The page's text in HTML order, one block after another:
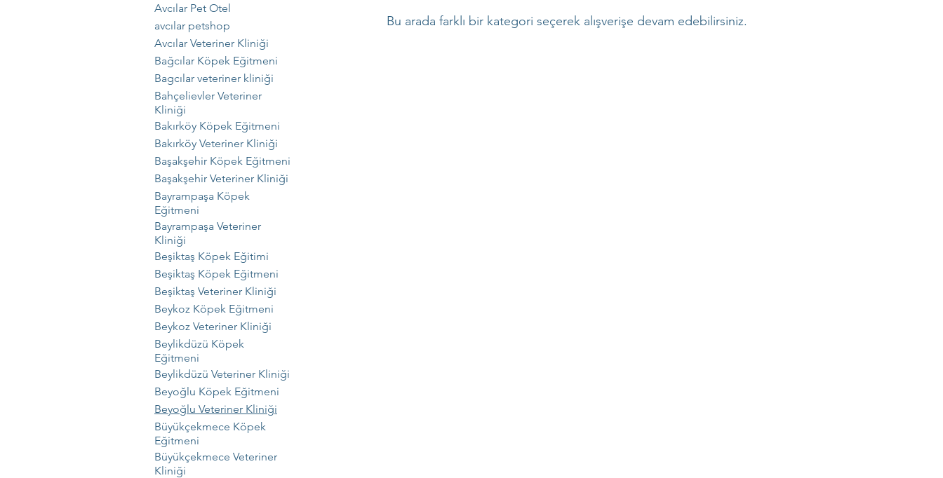
Avcılar Pet Otel
avcılar petshop
Avcılar Veteriner Kliniği
Bağcılar Köpek Eğitmeni
Bagcılar veteriner kliniği
Bahçelievler Veteriner
Kliniği
Bakırköy Köpek Eğitmeni
Bakırköy Veteriner Kliniği
Başakşehir Köpek Eğitmeni
Başakşehir Veteriner Kliniği
Bayrampaşa Köpek
Eğitmeni
Bayrampaşa Veteriner
Kliniği
Beşiktaş Köpek Eğitimi
Beşiktaş Köpek Eğitmeni
Beşiktaş Veteriner Kliniği
Beykoz Köpek Eğitmeni
Beykoz Veteriner Kliniği
Beylikdüzü Köpek
Eğitmeni
Beylikdüzü Veteriner Kliniği
Beyoğlu Köpek Eğitmeni
Beyoğlu Veteriner Kliniği
Büyükçekmece Köpek
Eğitmeni
Büyükçekmece Veteriner
Kliniği
Bu arada farklı bir kategori seçerek alışverişe devam edebilirsiniz.